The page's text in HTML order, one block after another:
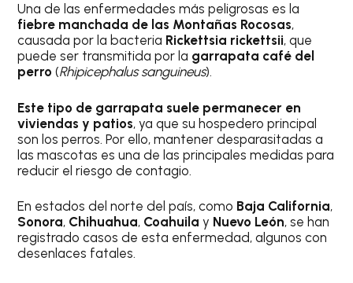
Una de las enfermedades más peligrosas es la
fiebre manchada de las Montañas Rocosas,
causada por la bacteria Rickettsia rickettsii, que
puede ser transmitida por la garrapata café del
perro (Rhipicephalus sanguineus).
Este tipo de garrapata suele permanecer en
viviendas y patios, ya que su hospedero principal
son los perros. Por ello, mantener desparasitadas a
las mascotas es una de las principales medidas para
reducir el riesgo de contagio.
En estados del norte del país, como Baja California,
Sonora, Chihuahua, Coahuila y Nuevo León, se han
registrado casos de esta enfermedad, algunos con
desenlaces fatales.